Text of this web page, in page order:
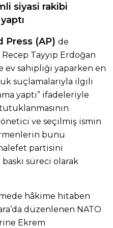
siyasi rakibi
Press (AP) de
Tayyip Erdoğan
ev sahipliği yaparken en
suçlamalarıyla ilgili
yaptı” ifadeleriyle
ve seçilmiş ismin
bunu
partisini
süreci olarak
hâkime hitaben
düzenlenen NATO
Ekrem